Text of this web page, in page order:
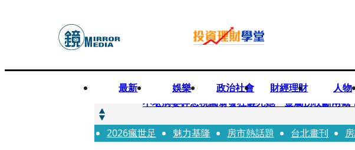
最新 娛樂 政治社會 財經理財 人物
快訊
不堪病妻碎念桃園翁發狂砸死她 金屬拐杖斷兩截
快訊
廖峻中風前妻「父親節餵飯照顧」 兒曬溫馨背影
2026瘋世足 魅力基隆 房市熱話題 台北畫刊